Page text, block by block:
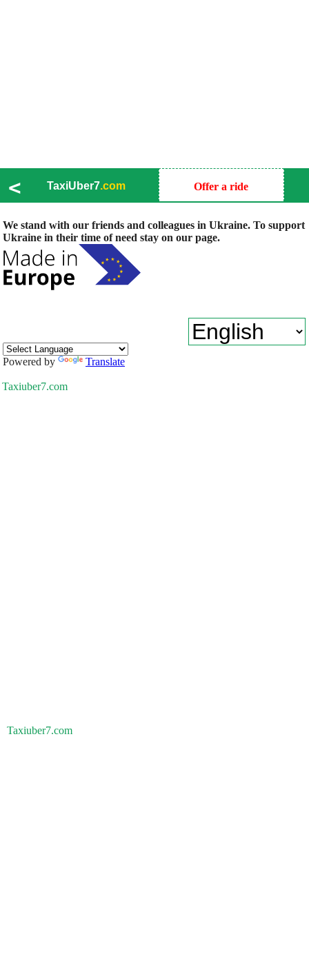
< TaxiUber7.com Offer a ride
We stand with our friends and colleagues in Ukraine. To support
Ukraine in their time of need stay on our page.
Powered by Translate
Taxiuber7.com
Taxiuber7.com